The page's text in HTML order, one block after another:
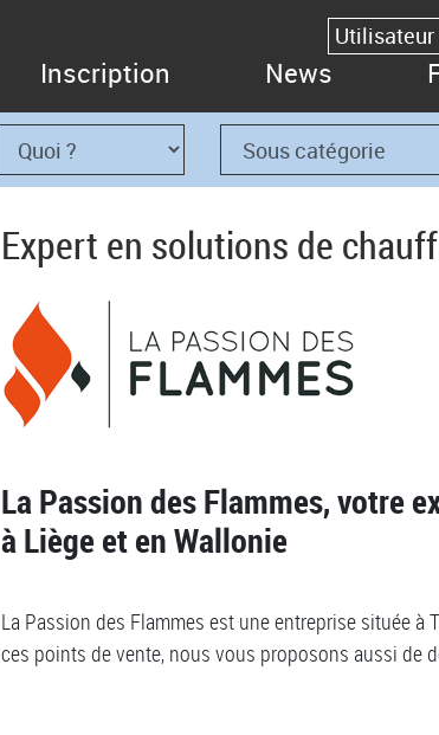
Inscription News
Expert en solutions de
La Passion des Flammes, votre
à Liège et en Wallonie
La Passion des Flammes est une entreprise située
ces points de vente, nous vous proposons aussi de